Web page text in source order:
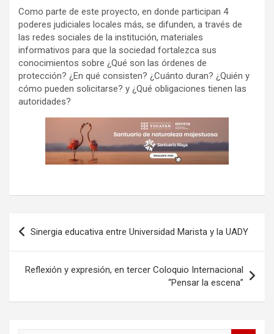
Como parte de este proyecto, en donde participan 4
poderes judiciales locales más, se difunden, a través de
las redes sociales de la institución, materiales
informativos para que la sociedad fortalezca sus
conocimientos sobre ¿Qué son las órdenes de
protección? ¿En qué consisten? ¿Cuánto duran? ¿Quién y
cómo pueden solicitarse? y ¿Qué obligaciones tienen las
autoridades?
Navegación
de
entradas
Sinergia educativa entre Universidad Marista y la UADY
Reflexión y expresión, en tercer Coloquio Internacional
“Pensar la escena”